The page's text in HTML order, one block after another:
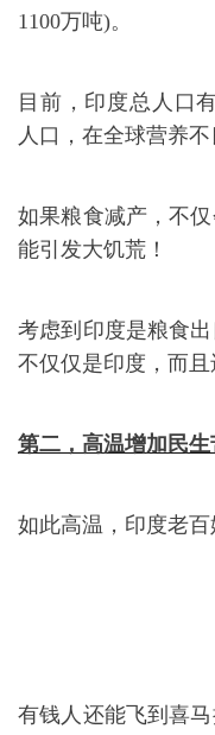
1100万吨)。
目前，印度总人口
人口，在全球营养不
如果粮食减产，不
能引发大饥荒！
考虑到印度是粮食
不仅仅是印度，而且
第二，高温增加民生
如此高温，印度老百
有钱人还能飞到喜